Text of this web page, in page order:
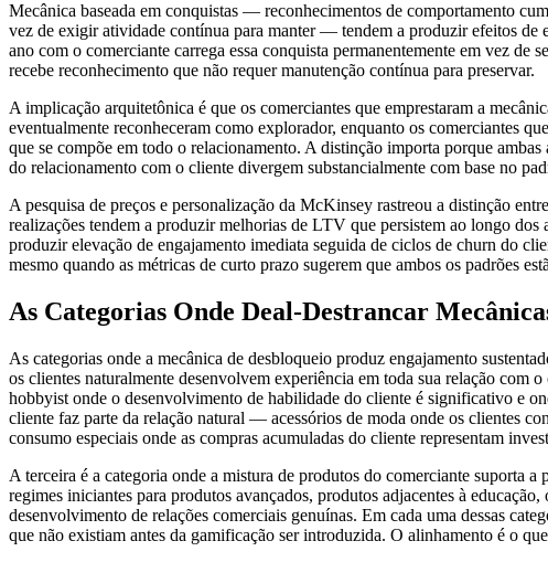
Mecânica baseada em conquistas — reconhecimentos de comportamento
vez de exigir atividade contínua para manter — tendem a produzir efeitos de
ano com o comerciante carrega essa conquista permanentemente em vez
recebe reconhecimento que não requer manutenção contínua para preservar.
A implicação arquitetônica é que os comerciantes que emprestaram a
eventualmente reconheceram como explorador, enquanto os comerciantes
que se compõe em todo o relacionamento. A distinção importa porque
do relacionamento com o cliente divergem substancialmente com base no
A pesquisa de preços e personalização da McKinsey rastreou a distinção
realizações tendem a produzir melhorias de LTV que persistem ao longo dos
produzir elevação de engajamento imediata seguida de ciclos de churn do
mesmo quando as métricas de curto prazo sugerem que ambos os padrões
As Categorias Onde Deal-Destrancar
As categorias onde a mecânica de desbloqueio produz engajamento
os clientes naturalmente desenvolvem experiência em toda sua relação
hobbyist onde o desenvolvimento de habilidade do cliente é significativo e
cliente faz parte da relação natural — acessórios de moda onde os clientes
consumo especiais onde as compras acumuladas do cliente representam
A terceira é a categoria onde a mistura de produtos do comerciante suporta
regimes iniciantes para produtos avançados, produtos adjacentes à
desenvolvimento de relações comerciais genuínas. Em cada uma dessas
que não existiam antes da gamificação ser introduzida. O alinhamento é o